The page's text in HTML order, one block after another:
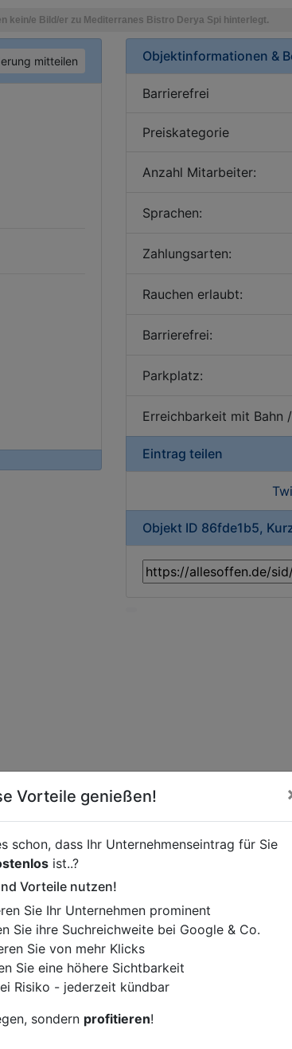
mitteilen Objektinformationen &
Barrierefrei
Preiskategorie
Anzahl Mitarbeiter:
Sprachen:
Zahlungsarten:
Rauchen erlaubt:
Barrierefrei:
Parkplatz:
Erreichbarkeit mit Bahn
Eintrag teilen
Objekt ID 86fde1b5,
relevante Informationen hinzufügen?
wir Ihren Firmeneintrag um
abheben.
Vorteile genießen!
schon, dass Ihr Unternehmenseintrag für Sie
ist..?
Vorteile nutzen!
Sie Ihr Unternehmen prominent
Sie ihre Suchreichweite bei Google & Co.
Sie von mehr Klicks
Sie eine höhere Sichtbarkeit
Risiko - jederzeit kündbar
sondern profitieren!